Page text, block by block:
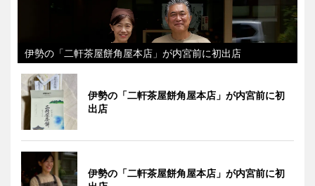
伊勢の「二軒茶屋餅角屋本店」が内宮前に初出店
伊勢の「二軒茶屋餅角屋本店」が内宮前に初
出店
伊勢の「二軒茶屋餅角屋本店」が内宮前に初